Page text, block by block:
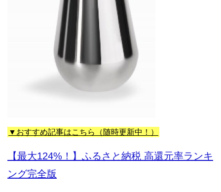
▼おすすめ記事はこちら（随時更新中！）
【最大124%！】ふるさと納税 高還元率ランキ
ング完全版